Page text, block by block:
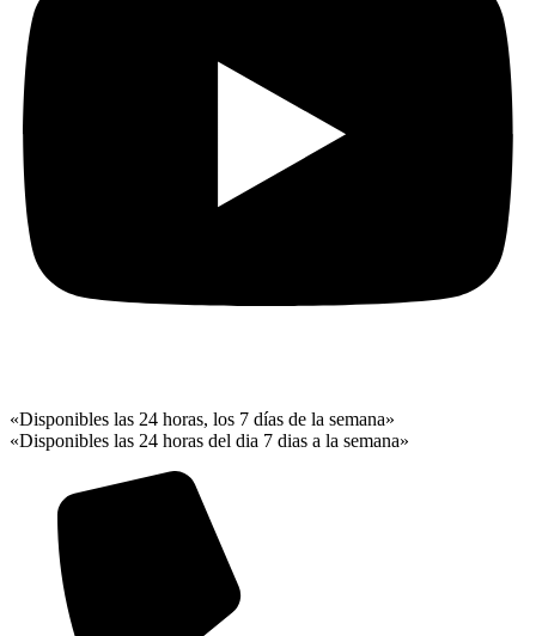
«Disponibles las 24 horas, los 7 días de la semana»
«Disponibles las 24 horas del dia 7 dias a la semana»